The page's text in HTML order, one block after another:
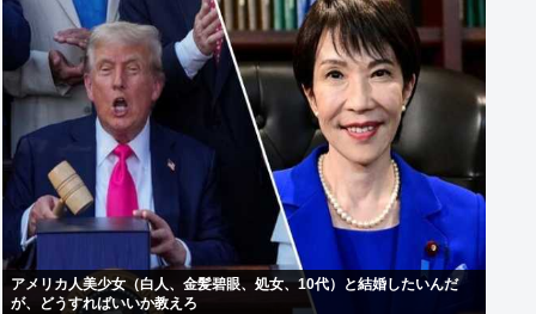
アメリカ人美少女（白人、金髪碧眼、処女、10代）と結婚したいんだ
が、どうすればいいか教えろ